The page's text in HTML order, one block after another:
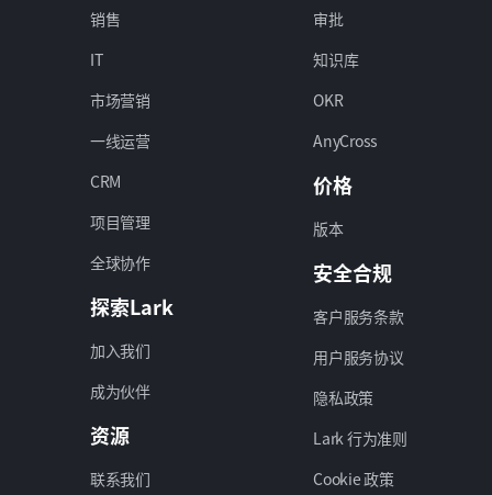
销售
IT
市场营销
一线运营
CRM
项目管理
全球协作
探索Lark
加入我们
成为伙伴
资源
联系我们
审批
知识库
OKR
AnyCross
价格
版本
安全合规
客户服务条款
用户服务协议
隐私政策
Lark 行为准则
Cookie 政策